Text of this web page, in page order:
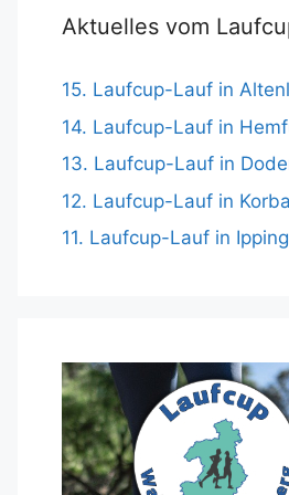
Aktuelles vom
15. Laufcup-Lauf in
14. Laufcup-Lauf in
13. Laufcup-Lauf in
12. Laufcup-Lauf in
11. Laufcup-Lauf in